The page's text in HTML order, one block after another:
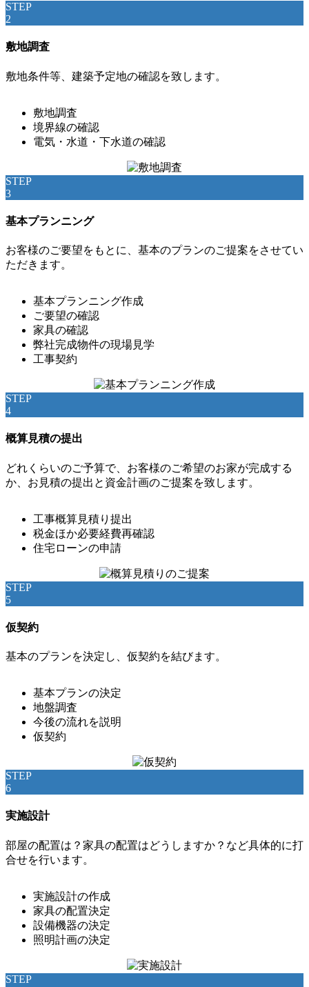
STEP
2
敷地調査
敷地条件等、建築予定地の確認を致します。
敷地調査
境界線の確認
電気・水道・下水道の確認
STEP
3
基本プランニング
お客様のご要望をもとに、基本のプランのご提案をさせてい
ただきます。
基本プランニング作成
ご要望の確認
家具の確認
弊社完成物件の現場見学
工事契約
STEP
4
概算見積の提出
どれくらいのご予算で、お客様のご希望のお家が完成する
か、お見積の提出と資金計画のご提案を致します。
工事概算見積り提出
税金ほか必要経費再確認
住宅ローンの申請
STEP
5
仮契約
基本のプランを決定し、仮契約を結びます。
基本プランの決定
地盤調査
今後の流れを説明
仮契約
STEP
6
実施設計
部屋の配置は？家具の配置はどうしますか？など具体的に打
合せを行います。
実施設計の作成
家具の配置決定
設備機器の決定
照明計画の決定
STEP